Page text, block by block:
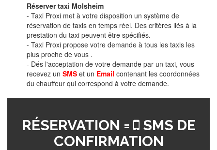
Réserver taxi Molsheim
- Taxi Proxi met à votre disposition un système de
réservation de taxis en temps réel. Des critères liés à la
prestation du taxi peuvent être spécifiés.
- Taxi Proxi propose votre demande à tous les taxis les
plus proche de vous .
- Dés l'acceptation de votre demande par un taxi, vous
recevez un SMS et un Email contenant les coordonnées
du chauffeur qui correspond à votre demande.
RÉSERVATION =
SMS DE
CONFIRMATION